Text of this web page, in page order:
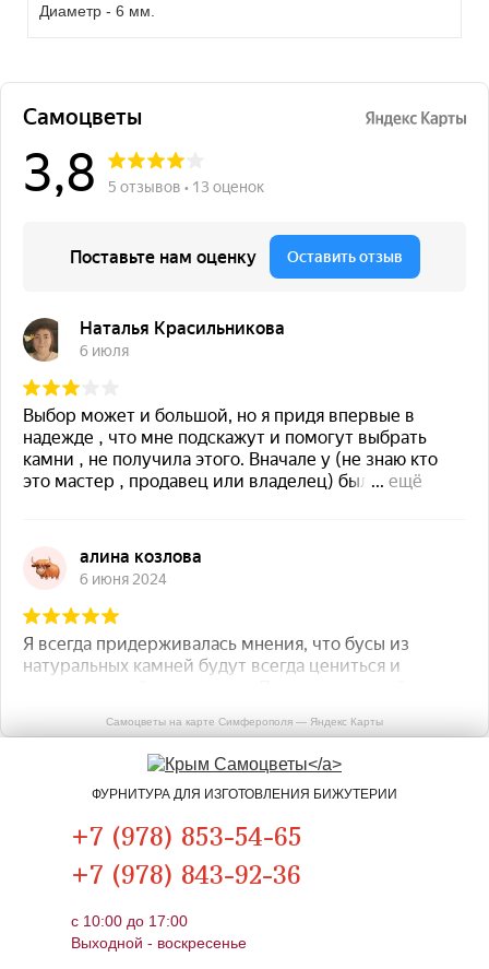
Диаметр - 6 мм.
Самоцветы на карте Симферополя — Яндекс Карты
ФУРНИТУРА ДЛЯ ИЗГОТОВЛЕНИЯ БИЖУТЕРИИ
+7 (978) 853-54-65
+7 (978) 843-92-36
c 10:00 до 17:00
Выходной - воскресенье